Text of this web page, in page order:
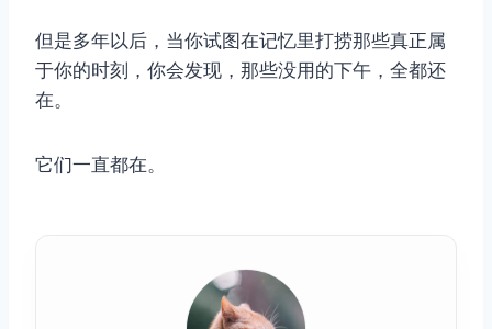
但是多年以后，当你试图在记忆里打捞那些真正属
于你的时刻，你会发现，那些没用的下午，全都还
在。
它们一直都在。